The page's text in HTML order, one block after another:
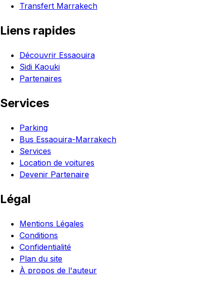
Transfert Marrakech
Liens rapides
Découvrir Essaouira
Sidi Kaouki
Partenaires
Services
Parking
Bus Essaouira-Marrakech
Services
Location de voitures
Devenir Partenaire
Légal
Mentions Légales
Conditions
Confidentialité
Plan du site
À propos de l'auteur